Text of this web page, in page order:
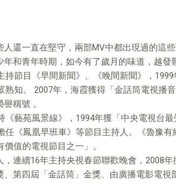
還一直在堅守，兩部MV中都出現過的這些
和青年時期，如今有了歲月的味道，越發
節目《早間新聞》、《晚間新聞》，1999
熟知。 2007年，海霞獲得「金話筒電視播
稱號 。
《藝苑風景線》，1994年獲「中央電視台
任《鳳凰早班車》等節目主持人。《魯豫有
值的電視節目之一」。
連續16年主持央視春節聯歡晚會，2008
、第四屆「金話筒」金獎、由廣播電影電視